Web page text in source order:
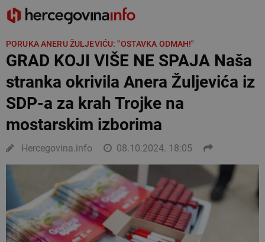
PORUKA ANERU ŽULJEVIĆU: "OSTAVKA ODMAH!"
GRAD KOJI VIŠE NE SPAJA Naša
stranka okrivila Anera Žuljevića iz
SDP-a za krah Trojke na
mostarskim izborima
Hercegovina.info 08.10.2024. 18:05